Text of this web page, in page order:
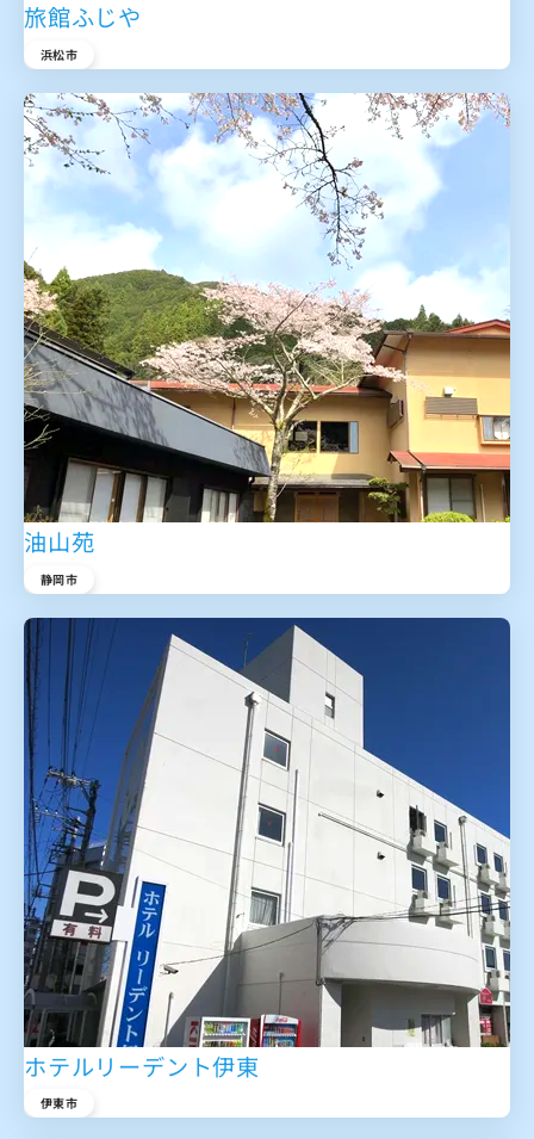
旅館ふじや
浜松市
油山苑
静岡市
ホテルリーデント伊東
伊東市